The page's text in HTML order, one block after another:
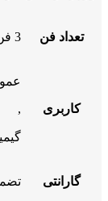
تعداد فن 3 فن
کاربری
,
گارانتی